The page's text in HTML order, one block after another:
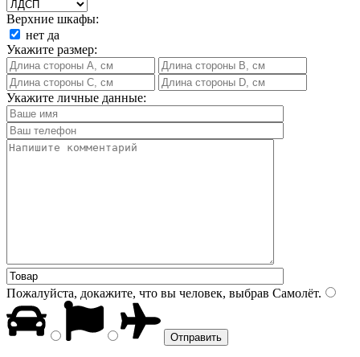
Верхние шкафы:
нет да
Укажите размер:
Укажите личные данные:
Пожалуйста, докажите, что вы человек, выбрав Самолёт.